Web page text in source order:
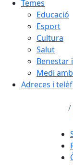
Temes
Educació
Esport
Cultura
Salut
Benestar
Medi
Adreces i